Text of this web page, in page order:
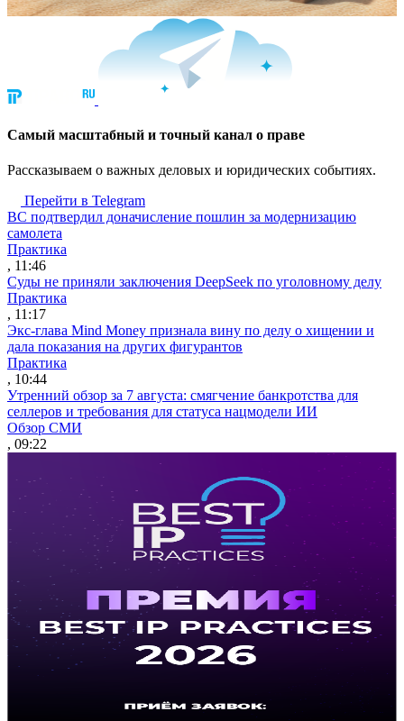
Cамый масштабный и точный канал о праве
Рассказываем о важных деловых и юридических событиях.
Перейти в Telegram
ВС подтвердил доначисление пошлин за модернизацию
самолета
Практика
, 11:46
Суды не приняли заключения DeepSeek по уголовному делу
Практика
, 11:17
Экс-глава Mind Money признала вину по делу о хищении и
дала показания на других фигурантов
Практика
, 10:44
Утренний обзор за 7 августа: смягчение банкротства для
селлеров и требования для статуса нацмодели ИИ
Обзор СМИ
, 09:22